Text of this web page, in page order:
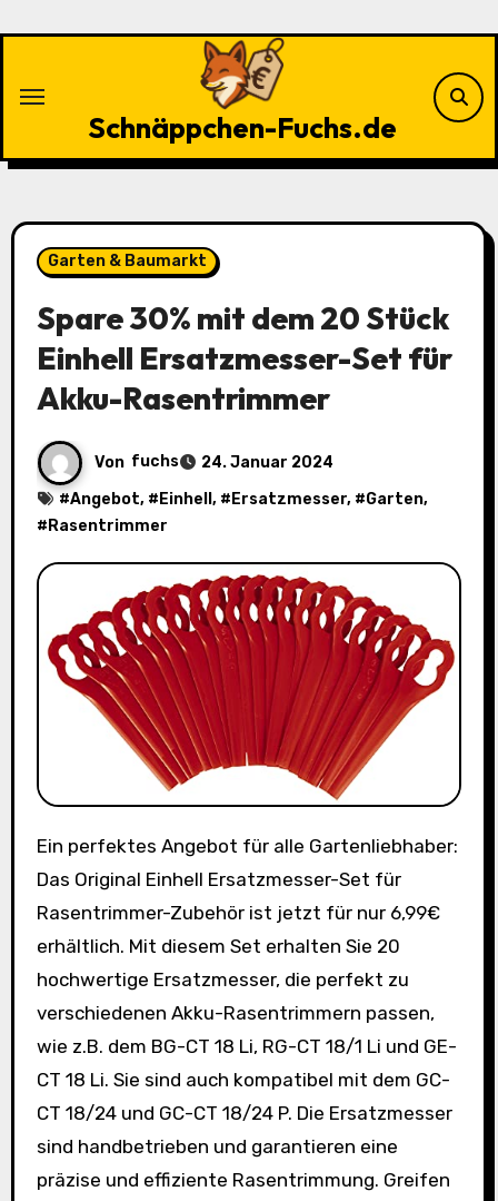
Schnäppchen-Fuchs.de
Garten & Baumarkt
Spare 30% mit dem 20 Stück
Einhell Ersatzmesser-Set für
Akku-Rasentrimmer
Von fuchs
24. Januar 2024
#Angebot, # Einhell , # Ersatzmesser, #Garten,
# Rasentrimmer
Ein perfektes Angebot für alle Gartenliebhaber:
Das Original Einhell Ersatzmesser-Set für
Rasentrimmer-Zubehör ist jetzt für nur 6,99€
erhältlich. Mit diesem Set erhalten Sie 20
hochwertige Ersatzmesser, die perfekt zu
verschiedenen Akku-Rasentrimmern passen,
wie z.B. dem BG-CT 18 Li, RG-CT 18/1 Li und GE-
CT 18 Li. Sie sind auch kompatibel mit dem GC-
CT 18/24 und GC-CT 18/24 P. Die Ersatzmesser
sind handbetrieben und garantieren eine
präzise und effiziente Rasentrimmung. Greifen